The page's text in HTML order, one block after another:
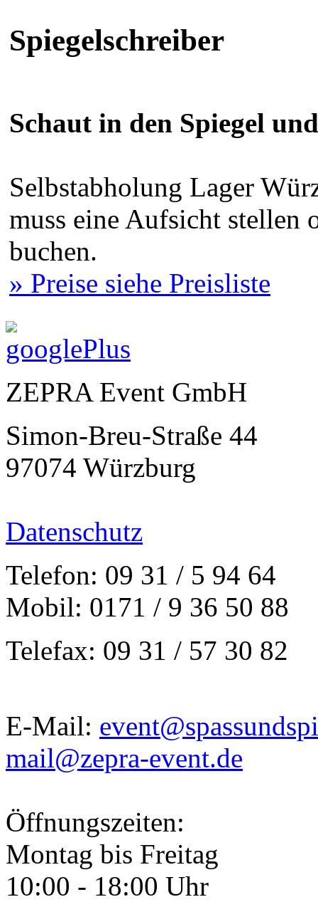
Spiegelschreiber
Schaut in den Spiegel
Selbstabholung Lager
muss eine Aufsicht stellen
buchen.
» Preise siehe Preisliste
ZEPRA Event GmbH
Simon-Breu-Straße 44
97074 Würzburg
Datenschutz
Telefon: 09 31 / 5 94 64
Mobil: 0171 / 9 36 50 88
Telefax: 09 31 / 57 30 82
E-Mail:
mail@zepra-event.de
Öffnungszeiten:
Montag bis Freitag
10:00 - 18:00 Uhr